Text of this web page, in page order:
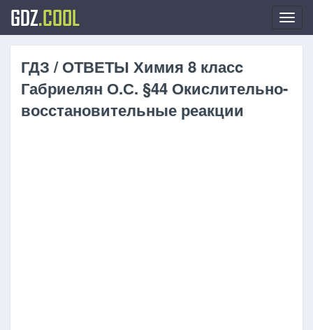
GDZ.COOL
ГДЗ / ОТВЕТЫ Химия 8 класc
Габриелян О.С. §44 Окислительно-
восстановительные реакции